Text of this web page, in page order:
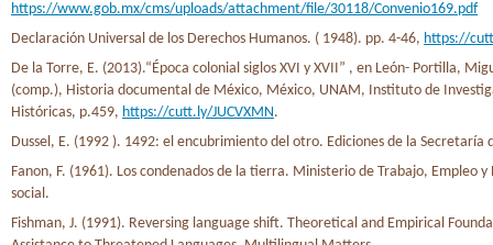
https://www.gob.mx/cms/uploads/attachment/file/30118/Convenio169.pdf
Declaración Universal de los Derechos Humanos. ( 1948). pp. 4-46, https://
De la Torre, E. (2013).“Época colonial siglos XVI y XVII” , en León- Portilla,
(comp.), Historia documental de México, México, UNAM, Instituto de
Históricas, p.459, https://cutt.ly/JUCVXMN.
Dussel, E. (1992 ). 1492: el encubrimiento del otro. Ediciones de la Secretaría
Fanon, F. (1961). Los condenados de la tierra. Ministerio de Trabajo, Empleo y
social.
Fishman, J. (1991). Reversing language shift. Theoretical and Empirical